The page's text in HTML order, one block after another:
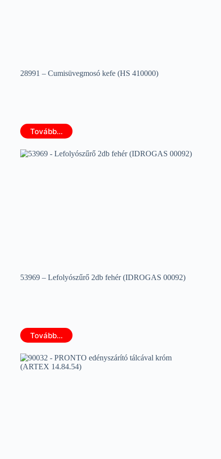
28991 – Cumisüvegmosó kefe (HS 410000)
Tovább...
53969 – Lefolyószűrő 2db fehér (IDROGAS 00092)
Tovább...